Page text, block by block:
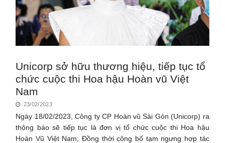
Unicorp sở hữu thương hiệu, tiếp tục tổ
chức cuộc thi Hoa hậu Hoàn vũ Việt
Nam
23/02/2023
Ngày 18/02/2023, Công ty CP Hoàn vũ Sài Gòn (Unicorp) ra
thông báo sẽ tiếp tục là đơn vị tổ chức cuộc thi Hoa hậu
Hoàn Vũ Việt Nam; Đồng thời công bố tạm ngưng hợp tác